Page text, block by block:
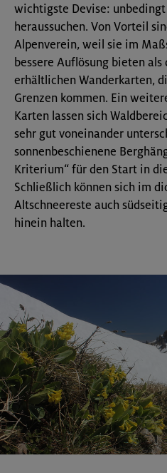
wichtigste Devise:
heraussuchen. Von Vorteil
Alpenverein, weil sie im
bessere Auflösung bieten
erhältlichen Wanderkarten,
Grenzen kommen. Ein
Karten lassen sich
sehr gut voneinander
sonnenbeschienene
Kriterium“ für den Start in
Schließlich können sich im
Altschneereste auch
hinein halten.